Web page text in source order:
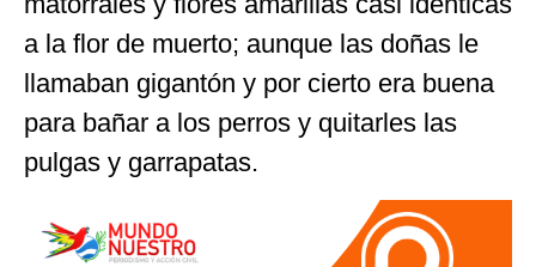
a la flor de muerto; aunque las doñas le
llamaban gigantón y por cierto era buena
para bañar a los perros y quitarles las
pulgas y garrapatas.